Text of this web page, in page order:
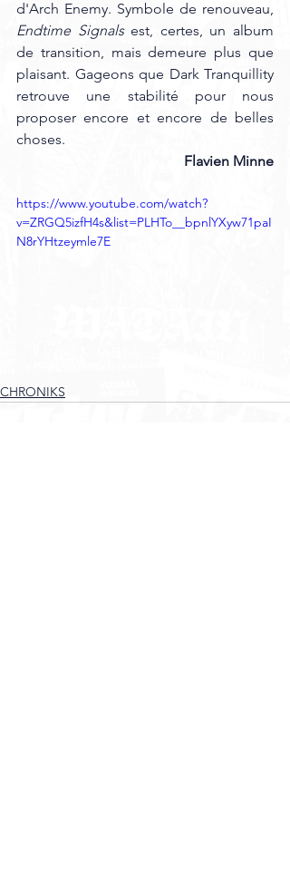
d'Arch Enemy. Symbole de renouveau,
Endtime Signals est, certes, un album
de transition, mais demeure plus que
plaisant. Gageons que Dark Tranquillity
retrouve une stabilité pour nous
proposer encore et encore de belles
choses.
Flavien Minne
https://www.youtube.com/watch?
v=ZRGQ5izfH4s&list=PLHTo__bpnlYXyw71paI
N8rYHtzeymle7E
CHRONIKS